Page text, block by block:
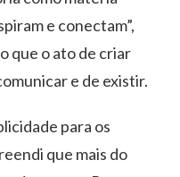
e conectam”,
que o ato de criar
e de existir.
para os
que mais do